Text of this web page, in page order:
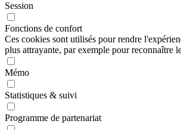
Session
Fonctions de confort
Ces cookies sont utilisés pour rendre
plus attrayante, par exemple pour reconnaître
Mémo
Statistiques & suivi
Programme de partenariat